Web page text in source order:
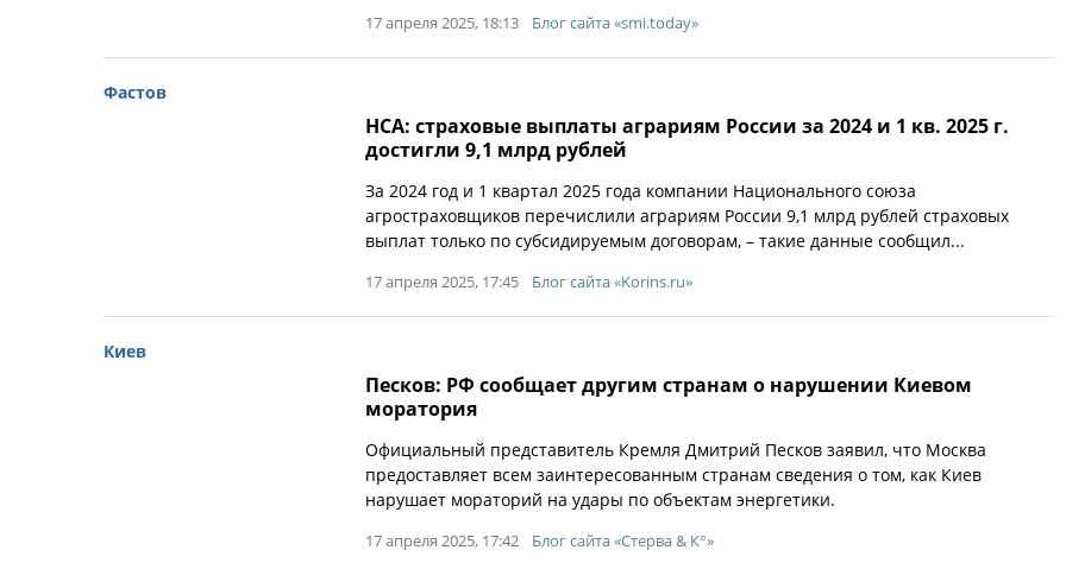
17 апреля 2025, 18:13 Блог сайта «smi.today»
Фастов
НСА: страховые выплаты аграриям России за 2024 и 1 кв. 2025 г.
достигли 9,1 млрд рублей
За 2024 год и 1 квартал 2025 года компании Национального союза
агростраховщиков перечислили аграриям России 9,1 млрд рублей страховых
выплат только по субсидируемым договорам, – такие данные сообщил...
17 апреля 2025, 17:45 Блог сайта «Korins.ru»
Киев
Песков: РФ сообщает другим странам о нарушении Киевом
моратория
Официальный представитель Кремля Дмитрий Песков заявил, что Москва
предоставляет всем заинтересованным странам сведения о том, как Киев
нарушает мораторий на удары по объектам энергетики.
17 апреля 2025, 17:42 Блог сайта «Стерва & К°»